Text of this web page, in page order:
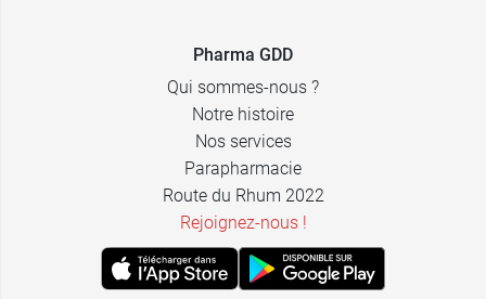
Pharma GDD
Qui sommes-nous ?
Notre histoire
Nos services
Parapharmacie
Route du Rhum 2022
Rejoignez-nous !